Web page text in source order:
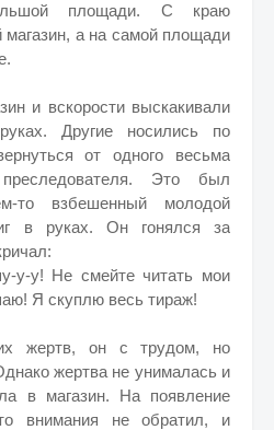
площади. С краю
магазин, а на самой площади
и вскорости выскакивали
Другие носились по
от одного весьма
Это был
то взбешенный молодой
в руках. Он гонялся за
у-у! Не смейте читать мои
Я скуплю весь тираж!
жертв, он с трудом, но
жертва не унималась и
в магазин. На появление
внимания не обратил, и